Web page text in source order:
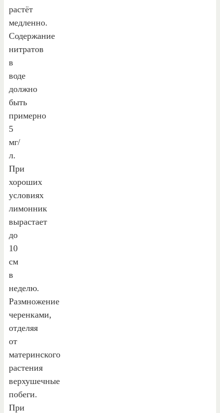
растёт
медленно.
Содержание
нитратов
в
воде
должно
быть
примерно
5
мг/
л.
При
хороших
условиях
лимонник
вырастает
до
10
см
в
неделю.
Размножение
черенками,
отделяя
от
материнского
растения
верхушечные
побеги.
При